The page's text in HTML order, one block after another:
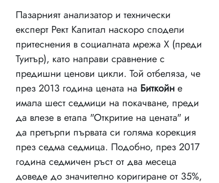
Пазарният анализатор и технически
експерт Рект Капитал наскоро сподели
притеснения в социалната мрежа X (преди
Туитър), като направи сравнение с
предишни ценови цикли. Той отбеляза, че
през 2013 година цената на Биткойн е
имала шест седмици на покачване, преди
да влезе в етапа "Откритие на цената" и
да претърпи първата си голяма корекция
през седма седмица. Подобно, през 2017
година седмичен ръст от два месеца
доведе до значително коригиране от 35%,